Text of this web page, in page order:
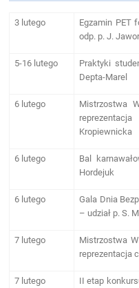
3 lutego
Egzamin PET
odp. p. J.
5-16 lutego
Praktyki
Depta-Marel
6 lutego
Mistrzostwa
Kropiewnicka
6 lutego
Bal
Hordejuk
6 lutego
Gala Dnia
– udział p. S.
7 lutego
Mistrzostwa
reprezentacja
7 lutego
II etap